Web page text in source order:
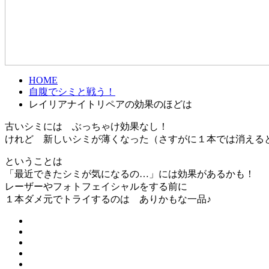
HOME
自腹でシミと戦う！
レイリアナイトリペアの効果のほどは
古いシミには ぶっちゃけ効果なし！
けれど 新しいシミが薄くなった（さすがに１本では消える
ということは
「最近できたシミが気になるの…」には効果があるかも！
レーザーやフォトフェイシャルをする前に
１本ダメ元でトライするのは ありかもな一品♪